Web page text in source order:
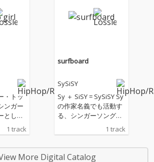
リング
作曲家
どをフィーチャリング
に迎えるなど、作曲家
Pがリリース。
・トッ
ンガー
として
の新
メイン
1 track
surfboard
SySiSY
Sy ＋ SiSY = SySiSY Sy
の作家名義でも活動す
る、シンガーソングラ
イター、トップライナ
ー、トラックメイカー
のEPに向けた先行シン
1 track
More Digital Catalog